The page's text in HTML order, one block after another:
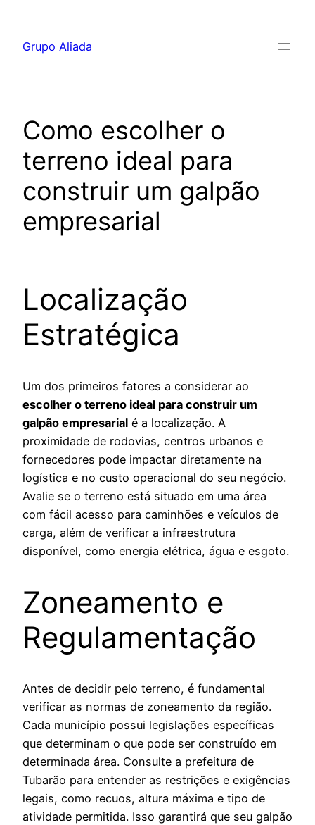
Grupo Aliada
Como escolher o
terreno ideal para
construir um galpão
empresarial
Localização
Estratégica
Um dos primeiros fatores a considerar ao
escolher o terreno ideal para construir um
galpão empresarial é a localização. A
proximidade de rodovias, centros urbanos e
fornecedores pode impactar diretamente na
logística e no custo operacional do seu negócio.
Avalie se o terreno está situado em uma área
com fácil acesso para caminhões e veículos de
carga, além de verificar a infraestrutura
disponível, como energia elétrica, água e esgoto.
Zoneamento e
Regulamentação
Antes de decidir pelo terreno, é fundamental
verificar as normas de zoneamento da região.
Cada município possui legislações específicas
que determinam o que pode ser construído em
determinada área. Consulte a prefeitura de
Tubarão para entender as restrições e exigências
legais, como recuos, altura máxima e tipo de
atividade permitida. Isso garantirá que seu galpão